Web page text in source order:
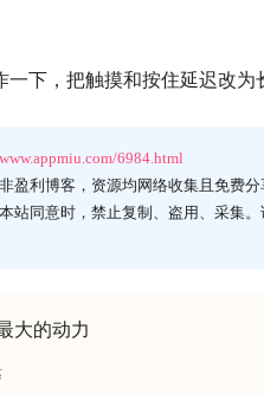
一下，把触摸和按住延迟改为
6984.html
盈利博客，资源均网络收集且免费分
站同意时，禁止复制、盗用、采集
大的动力